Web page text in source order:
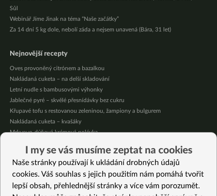
Sůl
Webinář Jíme Jinak na téma “Naše začátky”
Za 14 dní 5 kg dole, nebolí záda a nejsem unavená (Bára, 31 let)
Nejnovější recepty
Oves provoněný citrónem a bazalkou
Nakládaná cuketa – na delší skladování
Letní nudle s bambusovými výhonky
Jablečné pyré – skvělé přesnídávky bez cukru
Křupavé tofu s restovanou zeleninou, žampiony a bulgurem
Nakládaná cuketa – kvašáky
Mrkvovo-dýňová krémová polévka
Osvěžující čaj s citronovými bylinkami
Nepečený jablečný dort s rybízem
Vybrané recepty
I my se vás musíme zeptat na cookies
Naše stránky používají k ukládání drobných údajů
cookies. Váš souhlas s jejich použitím nám pomáhá tvořit
lepší obsah, přehlednější stránky a více vám porozumět.